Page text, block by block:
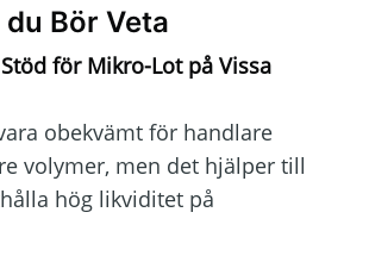
Bör Veta
för Mikro-Lot på Vissa
obekvämt för handlare
volymer, men det hjälper till
hög likviditet på